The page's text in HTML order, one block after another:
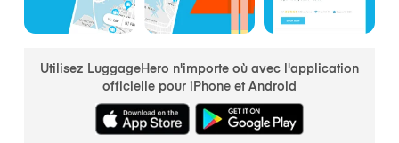
Utilisez LuggageHero n'importe où avec l'application
officielle pour iPhone et Android